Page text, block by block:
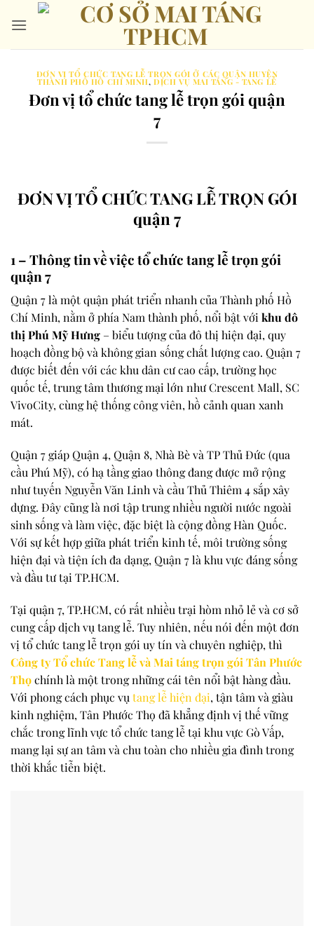
qua
ĐƠN VỊ TỔ CHỨC TANG LỄ TRỌN GÓI Ở CÁC QUẬN HUYỆN
THÀNH PHỐ HỒ CHÍ MINH,DỊCH VỤ MAI TÁNG - TANG LỄ
Đơn vị tổ chức tang lễ trọn gói quận
7
ĐƠN VỊ TỔ CHỨC TANG LỄ TRỌN GÓI
quận 7
1 – Thông tin về việc tổ chức tang lễ trọn gói
quận 7
Quận 7 là một quận phát triển nhanh của Thành phố Hồ
Chí Minh, nằm ở phía Nam thành phố, nổi bật vớikhu đô
thị Phú Mỹ Hưng – biểu tượng của đô thị hiện đại, quy
hoạch đồng bộ và không gian sống chất lượng cao. Quận 7
được biết đến với các khu dân cư cao cấp, trường học
quốc tế, trung tâm thương mại lớn như Crescent Mall, SC
VivoCity, cùng hệ thống công viên, hồ cảnh quan xanh
mát.
Quận 7 giáp Quận 4, Quận 8, Nhà Bè và TP Thủ Đức (qua
cầu Phú Mỹ), có hạ tầng giao thông đang được mở rộng
như tuyến Nguyễn Văn Linh và cầu Thủ Thiêm 4 sắp xây
dựng. Đây cũng là nơi tập trung nhiều người nước ngoài
sinh sống và làm việc, đặc biệt là cộng đồng Hàn Quốc.
Với sự kết hợp giữa phát triển kinh tế, môi trường sống
hiện đại và tiện ích đa dạng, Quận 7 là khu vực đáng sống
và đầu tư tại TP.HCM.
Tại quận 7, TP.HCM, có rất nhiều trại hòm nhỏ lẻ và cơ sở
cung cấp dịch vụ tang lễ. Tuy nhiên, nếu nói đến một đơn
vị tổ chức tang lễ trọn gói uy tín và chuyên nghiệp, thì
Công ty Tổ chức Tang lễ và Mai táng trọn gói Tân Phước
Thọchính là một trong những cái tên nổi bật hàng đầu.
Với phong cách phục vụ tang lễ hiện đại, tận tâm và giàu
kinh nghiệm, Tân Phước Thọ đã khẳng định vị thế vững
chắc trong lĩnh vực tổ chức tang lễ tại khu vực Gò Vấp,
mang lại sự an tâm và chu toàn cho nhiều gia đình trong
thời khắc tiễn biệt.